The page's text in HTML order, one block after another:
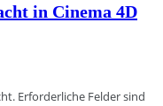
in Cinema 4D
Erforderliche Felder sind